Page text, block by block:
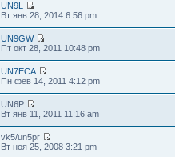
UN9L
Вт янв 28, 2014 6:56 pm
UN9GW
Пт окт 28, 2011 10:48 pm
UN7ECA
Пн фев 14, 2011 4:12 pm
UN6P
Вт янв 11, 2011 11:16 am
vk5/un5pr
Вт ноя 25, 2008 3:21 pm